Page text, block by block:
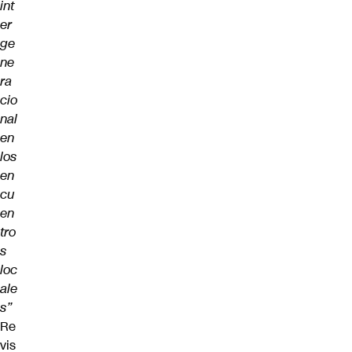
int
er
ge
ne
ra
cio
nal
en
los
en
cu
en
tro
s
loc
ale
s”
Re
vis